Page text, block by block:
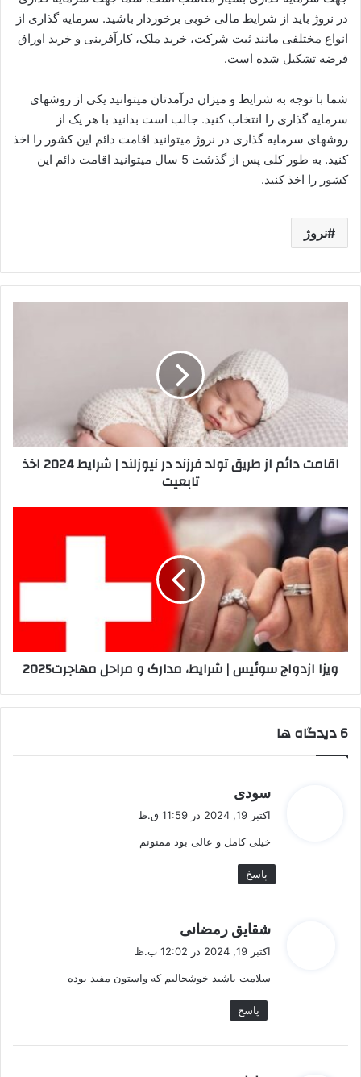
در نروژ باید از شرایط مالی خوبی برخوردار باشید. سرمایه گذاری از
انواع مختلفی مانند ثبت شرکت، خرید ملک، کارآفرینی و خرید اوراق
قرضه تشکیل شده است.
شما با توجه به شرایط و میزان درآمدتان میتوانید یکی از روشهای
سرمایه گذاری را انتخاب کنید. جالب است بدانید با هر یک از
روشهای سرمایه گذاری در نروژ میتوانید اقامت دائم این کشور را اخذ
کنید. به طور کلی پس از گذشت 5 سال میتوانید اقامت دائم این
کشور را اخذ کنید.
نروژ
فرزند
نیوزلند
|
شرایط
تابعیت
اقامت دائم از طریق تولد فرزند در نیوزلند | شرایط 2024 اخذ
تابعیت
ویزا
ازدواج
سوئیس
|
شرایط،
مدارک
و
مراحل
مهاجرت2025
ویزا ازدواج سوئیس | شرایط، مدارک و مراحل مهاجرت2025
‫6 دیدگاه ها
سودی
ف
:
اکتبر 19, 2024 در 11:59 ق.ظ
خیلی کامل و عالی بود ممنونم
پاسخ
شقایق رمضانی
ف
:
اکتبر 19, 2024 در 12:02 ب.ظ
سلامت باشید خوشحالیم که واستون مفید بوده
پاسخ